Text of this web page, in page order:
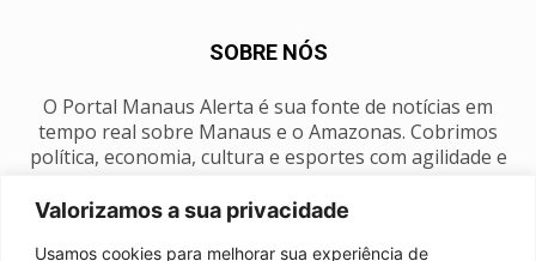
Valorizamos a sua privacidade
Usamos cookies para melhorar sua experiência de
SOBRE NÓS
O Portal Manaus Alerta é sua fonte de notícias em
tempo real sobre Manaus e o Amazonas. Cobrimos
política, economia, cultura e esportes com agilidade e